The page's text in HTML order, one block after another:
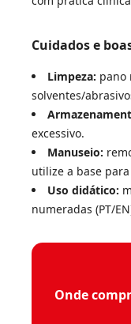
Cuidados e
Limpeza: pano
solventes/
excessivo.
Manuseio:
utilize a base
Uso didático:
numeradas (PT/
Onde